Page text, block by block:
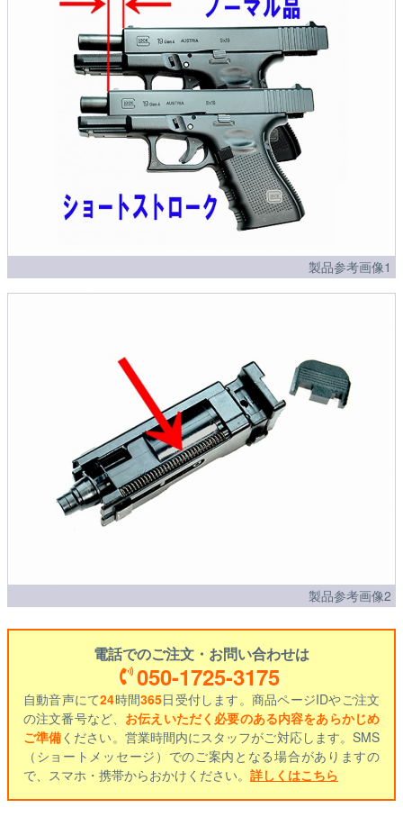
製品参考画像1
製品参考画像2
電話でのご注文・お問い合わせは
050-1725-3175
自動音声にて24時間365日受付します。商品ページIDやご注文
の注文番号など、 お伝えいただく必要のある内容をあらかじめ
ご準備ください。営業時間内にスタッフがご対応します。SMS
（ショートメッセージ）でのご案内となる場合がありますの
で、スマホ・携帯からおかけください。 詳しくはこちら